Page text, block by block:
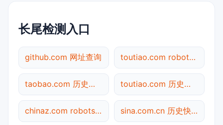
长尾检测入口
github.com 网址查询 toutiao.com robots.txt检测
taobao.com 历史快照 toutiao.com 历史快照
chinaz.com robots.txt检测 sina.com.cn 历史快照